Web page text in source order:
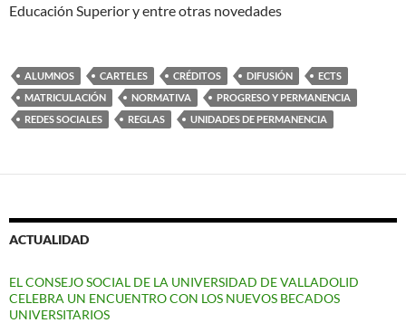
Educación Superior y entre otras novedades
ALUMNOS CARTELES CRÉDITOS DIFUSIÓN
ECTS
MATRICULACIÓN
NORMATIVA
PROGRESO Y PERMANENCIA
REDES SOCIALES
REGLAS UNIDADES DE PERMANENCIA
ACTUALIDAD
EL CONSEJO SOCIAL DE LA UNIVERSIDAD DE VALLADOLID
CELEBRA UN ENCUENTRO CON LOS NUEVOS BECADOS
UNIVERSITARIOS